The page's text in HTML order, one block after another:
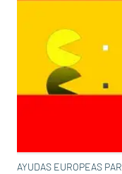
AYUDAS EUROPEAS